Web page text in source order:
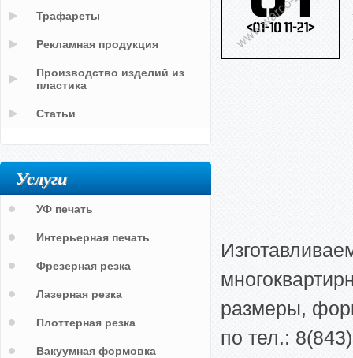
размеры,
по тел.:
Трафареты
Рекламная продукция
Производство изделий из
пластика
Статьи
Услуги
УФ печать
Интерьерная печать
Фрезерная резка
Лазерная резка
Плоттерная резка
Вакуумная формовка